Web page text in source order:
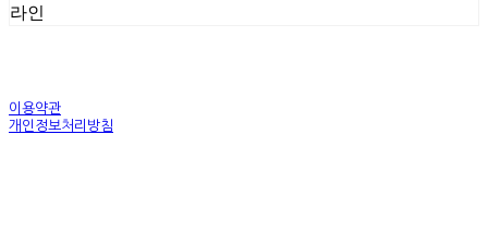
라인
이용약관
개인정보처리방침